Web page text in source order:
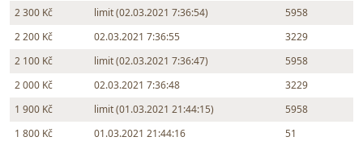
2 300 Kč
limit (02.03.2021 7:36:54)
5958
2 200 Kč
02.03.2021 7:36:55
3229
2 100 Kč
limit (02.03.2021 7:36:47)
5958
2 000 Kč
02.03.2021 7:36:48
3229
1 900 Kč
limit (01.03.2021 21:44:15)
5958
1 800 Kč
01.03.2021 21:44:16 51